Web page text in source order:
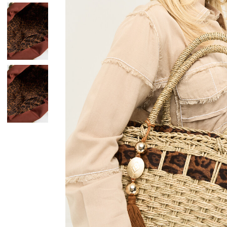
Cardigan
Pantaloni
Jeans
Gonne
Bermuda
T-Shirt
Tailleur
Trench
Occhiali da Sole
Ombrelli
Gift box